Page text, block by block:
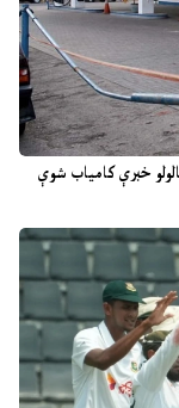
خبرې کامیاب شوې